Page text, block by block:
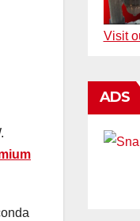
Visit
ADS